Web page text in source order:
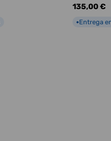
Precio
135,00 €
●Entrega